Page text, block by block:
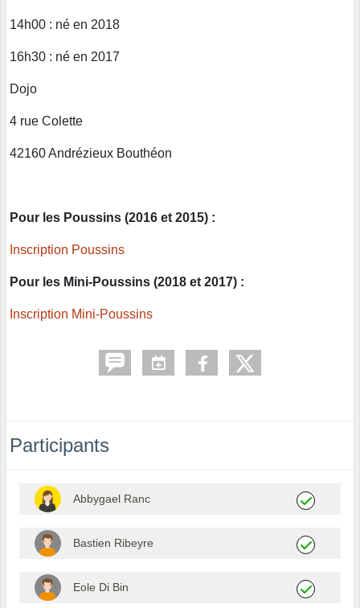
14h00 : né en 2018
16h30 : né en 2017
Dojo
4 rue Colette
42160 Andrézieux Bouthéon
Pour les Poussins (2016 et 2015) :
Inscription Poussins
Pour les Mini-Poussins (2018 et 2017) :
Inscription Mini-Poussins
Participants
Abbygael Ranc
Bastien Ribeyre
Eole Di Bin